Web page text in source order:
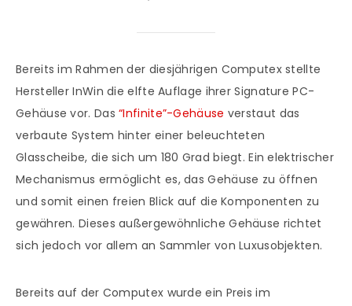
Bereits im Rahmen der diesjährigen Computex stellte
Hersteller InWin die elfte Auflage ihrer Signature PC-
Gehäuse vor. Das“Infinite”-Gehäuse verstaut das
verbaute System hinter einer beleuchteten
Glasscheibe, die sich um 180 Grad biegt. Ein elektrischer
Mechanismus ermöglicht es, das Gehäuse zu öffnen
und somit einen freien Blick auf die Komponenten zu
gewähren. Dieses außergewöhnliche Gehäuse richtet
sich jedoch vor allem an Sammler von Luxusobjekten.
Bereits auf der Computex wurde ein Preis im